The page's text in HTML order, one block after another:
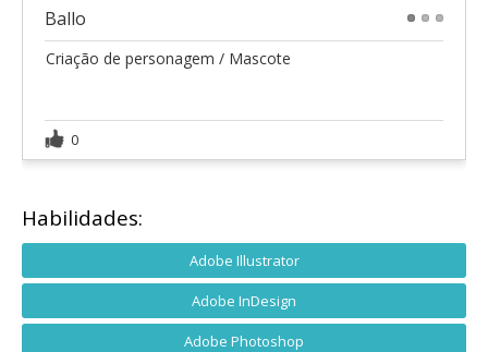
Ballo
Criação de personagem / Mascote
0
Habilidades:
Adobe Illustrator
Adobe InDesign
Adobe Photoshop